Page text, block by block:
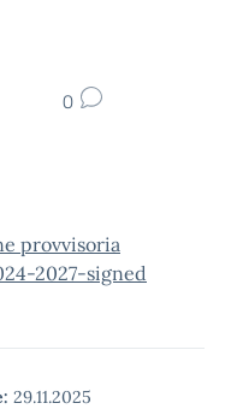
0
provvisoria
2027-signed
29.11.2025